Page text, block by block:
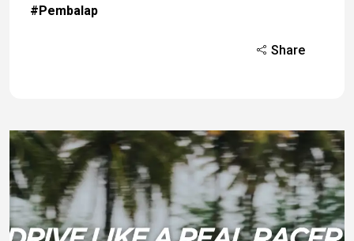
#Pembalap
Share